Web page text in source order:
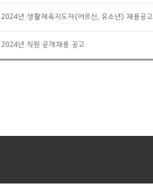
2024년 생활체육지도자(어르신, 유소년) 채용공고
년 직원 공개채용 공고